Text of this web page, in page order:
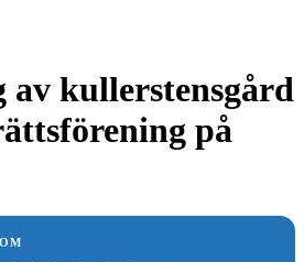
av kullerstensgård
på